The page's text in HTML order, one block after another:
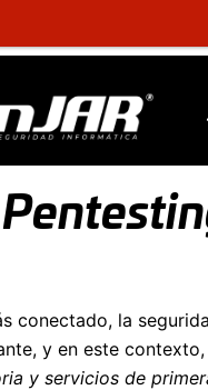
conectado, la
y en este contexto,
y servicios de